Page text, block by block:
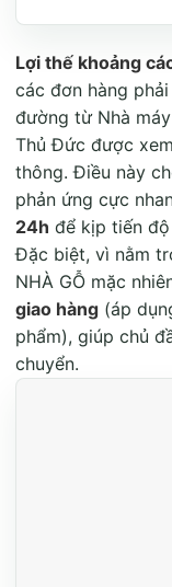
Lợi thế khoảng
các đơn hàng
đường từ Nhà
Thủ Đức được
thông. Điều này
phản ứng cực
24h để kịp tiến
Đặc biệt, vì nằm
NHÀ GỖ mặc
giao hàng (áp
phẩm), giúp chủ
chuyển.